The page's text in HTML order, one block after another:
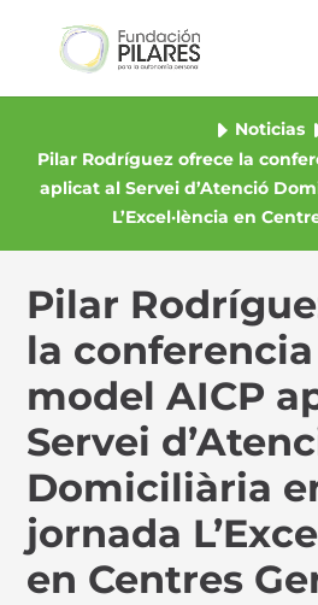
Noticias
Pilar Rodríguez ofrece la
aplicat al Servei d’Atenció
L’Excel·lència en
Pilar
la conferencia
model AICP
Servei
Domiciliària
jornada
en Centres